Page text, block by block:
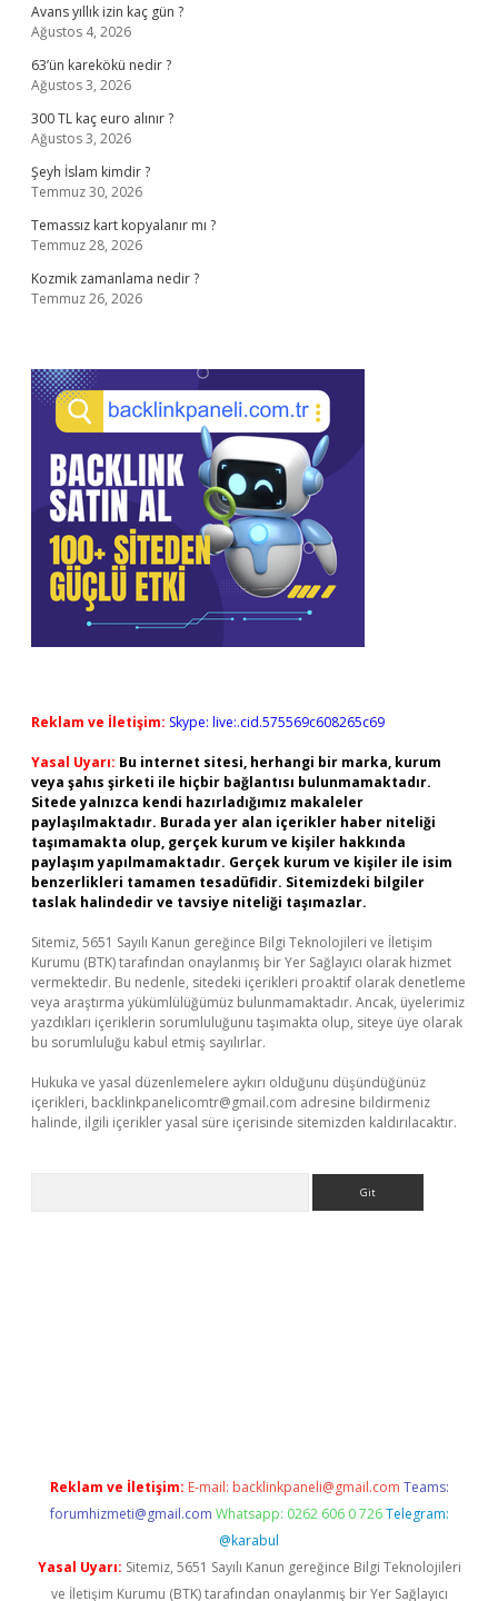
Avans yıllık izin kaç gün ?
Ağustos 4, 2026
63’ün karekökü nedir ?
Ağustos 3, 2026
300 TL kaç euro alınır ?
Ağustos 3, 2026
Şeyh İslam kimdir ?
Temmuz 30, 2026
Temassız kart kopyalanır mı ?
Temmuz 28, 2026
Kozmik zamanlama nedir ?
Temmuz 26, 2026
Reklam ve İletişim: Skype: live:.cid.575569c608265c69
Yasal Uyarı: Bu internet sitesi, herhangi bir marka, kurum
veya şahıs şirketi ile hiçbir bağlantısı bulunmamaktadır.
Sitede yalnızca kendi hazırladığımız makaleler
paylaşılmaktadır. Burada yer alan içerikler haber niteliği
taşımamakta olup, gerçek kurum ve kişiler hakkında
paylaşım yapılmamaktadır. Gerçek kurum ve kişiler ile isim
benzerlikleri tamamen tesadüfidir. Sitemizdeki bilgiler
taslak halindedir ve tavsiye niteliği taşımazlar.
Sitemiz, 5651 Sayılı Kanun gereğince Bilgi Teknolojileri ve İletişim
Kurumu (BTK) tarafından onaylanmış bir Yer Sağlayıcı olarak hizmet
vermektedir. Bu nedenle, sitedeki içerikleri proaktif olarak denetleme
veya araştırma yükümlülüğümüz bulunmamaktadır. Ancak, üyelerimiz
yazdıkları içeriklerin sorumluluğunu taşımakta olup, siteye üye olarak
bu sorumluluğu kabul etmiş sayılırlar.
Hukuka ve yasal düzenlemelere aykırı olduğunu düşündüğünüz
içerikleri, backlinkpanelicomtr@gmail.com adresine bildirmeniz
halinde, ilgili içerikler yasal süre içerisinde sitemizden kaldırılacaktır.
Reklam ve İletişim: E-mail: backlinkpaneli@gmail.com Teams:
forumhizmeti@gmail.com Whatsapp: 0262 606 0 726 Telegram:
@karabul
Yasal Uyarı: Sitemiz, 5651 Sayılı Kanun gereğince Bilgi Teknolojileri
ve İletişim Kurumu (BTK) tarafından onaylanmış bir Yer Sağlayıcı